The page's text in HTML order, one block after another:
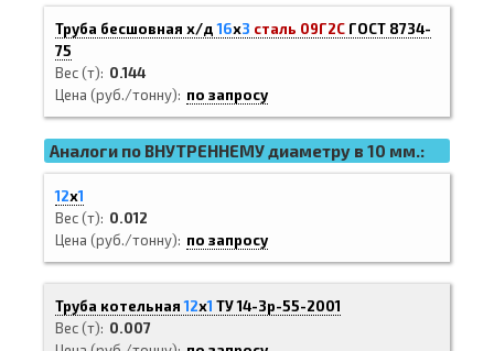
Труба бесшовная х/д16х3 сталь 09Г2С ГОСТ 8734-
75
Вес (т)
0.144
Цена (руб./тонну)
по запросу
Аналоги по ВНУТРЕННЕМУ диаметру в 10 мм.:
12х1
Вес (т)
0.012
Цена (руб./тонну)
по запросу
Труба котельная12х1 ТУ 14-3р-55-2001
Вес (т)
0.007